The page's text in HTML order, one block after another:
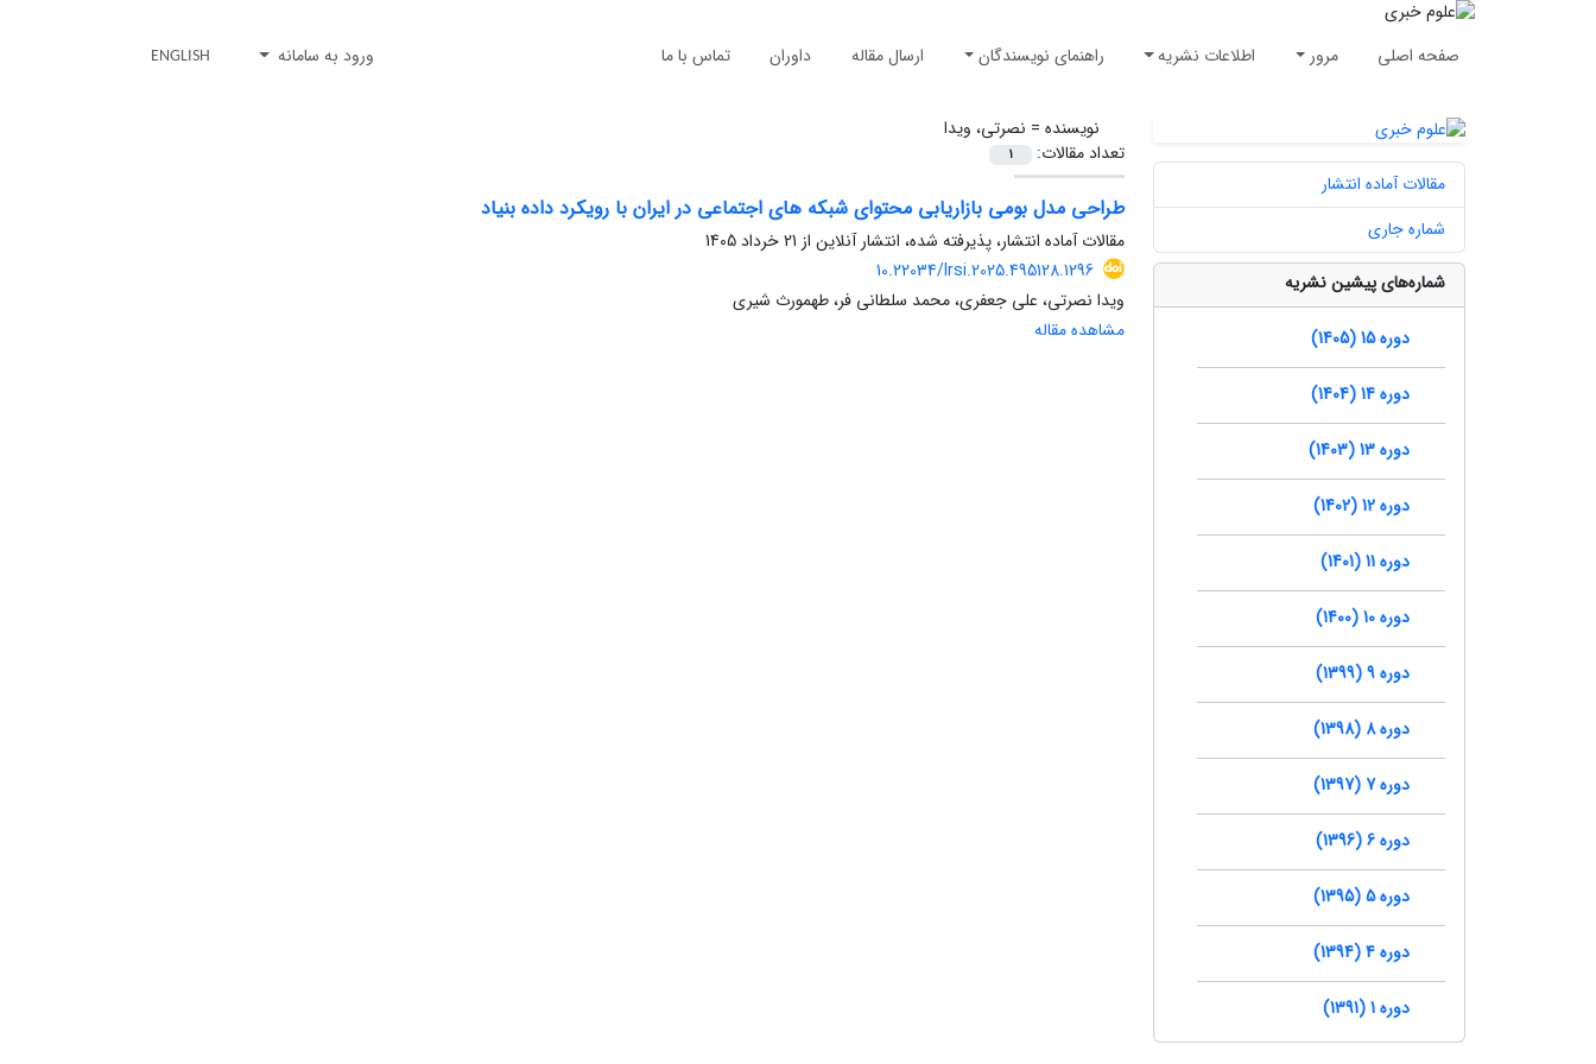
صفحه اصلی مرور اطلاعات نشریه راهنمای نویسندگان ارسال مقاله داوران تماس با ما ورود به سامانه ENGLISH
نویسنده = نصرتی، ویدا
تعداد مقالات:
1
طراحی مدل بومی بازاریابی محتوای شبکه های اجتماعی در ایران با رویکرد داده بنیاد
مقالات آماده انتشار، پذیرفته شده، انتشار آنلاین از 21 خرداد 1405
10.22034/lrsi.2025.495128.1296
ویدا نصرتی، علی جعفری، محمد سلطانی فر، طهمورث شیری
مشاهده مقاله
مقالات آماده انتشار
شماره جاری
شماره‌های پیشین نشریه
دوره 15 (1405)
دوره 14 (1404)
دوره 13 (1403)
دوره 12 (1402)
دوره 11 (1401)
دوره 10 (1400)
دوره 9 (1399)
دوره 8 (1398)
دوره 7 (1397)
دوره 6 (1396)
دوره 5 (1395)
دوره 4 (1394)
دوره 1 (1391)